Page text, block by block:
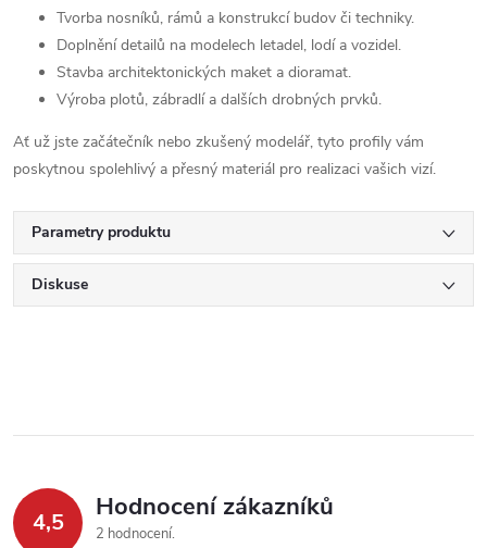
Tvorba nosníků, rámů a konstrukcí budov či techniky.
Doplnění detailů na modelech letadel, lodí a vozidel.
Stavba architektonických maket a dioramat.
Výroba plotů, zábradlí a dalších drobných prvků.
Ať už jste začátečník nebo zkušený modelář, tyto profily vám
poskytnou spolehlivý a přesný materiál pro realizaci vašich vizí.
Parametry produktu
Diskuse
4,5 Hodnocení zákazníků
2 hodnocení